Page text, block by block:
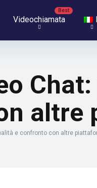
Videochiamata
altre
e confronto con altre